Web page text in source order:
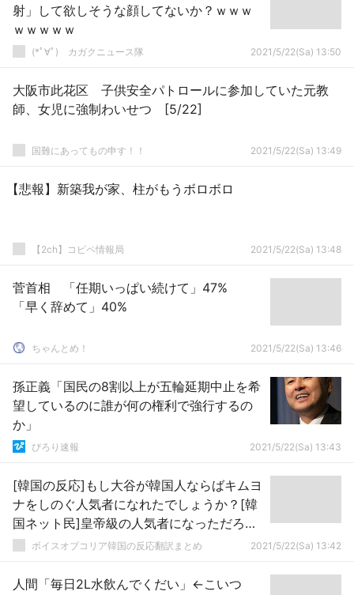
射」して欲しそうな顔してないか？ｗｗｗ
ｗｗｗｗｗ
(*ﾟ∀ﾟ)ゞカガクニュース隊 2021/5/22(Sa) 13:50
大阪市此花区 子供安全パトロールに参加していた元教
師、女児に強制わいせつ [5/22]
国難にあってもの申す！！ 2021/5/22(Sa) 13:49
【悲報】新築我が家、柱がもうボロボロ
【2ch】コピペ情報局 2021/5/22(Sa) 13:48
菅首相 「任期いっぱい続けて」47%
「早く辞めて」40%
ちゃんとめ！ 2021/5/22(Sa) 13:46
孫正義「国民の8割以上が五輪延期中止を希
望しているのに誰が何の権利で強行するの
か」
ぴろり速報 2021/5/22(Sa) 13:43
[韓国の反応]もし大谷が韓国人ならばキムヨ
ナをしのぐ人気者になれたでしょうか？[韓
国ネット民]皇帝級の人気者になっただろう
ね ボイスオブコリア韓国の反応翻訳まとめ 2021/5/22(Sa) 13:42
人間「毎日2L水飲んでくだい」←こいつ